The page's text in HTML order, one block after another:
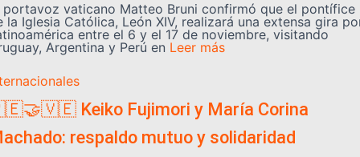
portavoz vaticano Matteo Bruni confirmó que el pontífice
la Iglesia Católica, León XIV, realizará una extensa gira
entre el 6 y el 17 de noviembre, visitando
Argentina y Perú en Leer más
Keiko Fujimori y María Corina
respaldo mutuo y solidaridad